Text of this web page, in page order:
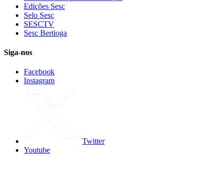
Edições Sesc
Selo Sesc
SESCTV
Sesc Bertioga
Siga-nos
Facebook
Instagram
Twitter
Youtube